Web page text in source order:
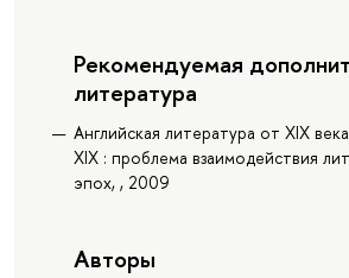
Рекомендуемая
литература
Английская литература от XIX
XIX : проблема взаимодействия
эпох, , 2009
Авторы